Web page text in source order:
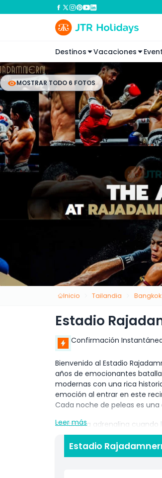
Destinos Vacaciones
MOSTRAR TODO 6 FOTOS
Inicio Tailandia Bangkok
Estadio
Confirmación
Bienvenido al Estadio
años de emocionantes
modernas con una rica
emoción al entrar en este
Cada noche de peleas es
Sentirás la adrenalina
Thai, también conocido
lanzan patadas fulminantes,
espectáculo emocionante
Leer más
Estadio